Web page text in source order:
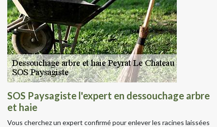
SOS Paysagiste l'expert en dessouchage arbre
et haie
Vous cherchez un expert confirmé pour enlever les racines laissées